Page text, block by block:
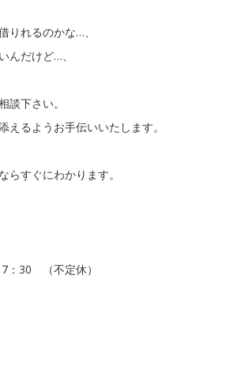
りれるのかな…、
んだけど…、
談下さい。
えるようお手伝いいたします。
らすぐにわかります。
：30 （不定休）